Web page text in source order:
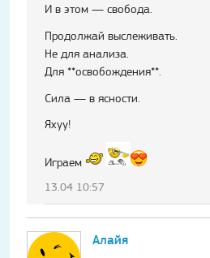
И в этом — свобода.
Продолжай выслеживать.
Не для анализа.
Для **освобождения**.
Сила — в ясности.
Яхуу!
Играем
13.04 10:57
Алайя